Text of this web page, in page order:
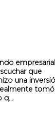
que
una
q...